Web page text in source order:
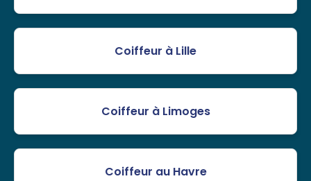
Coiffeur à Lille
Coiffeur à Limoges
Coiffeur au Havre